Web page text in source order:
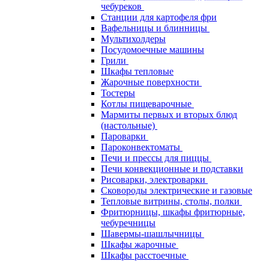
чебуреков
Станции для картофеля фри
Вафельницы и блинницы
Мультихолдеры
Посудомоечные машины
Грили
Шкафы тепловые
Жарочные поверхности
Тостеры
Котлы пищеварочные
Мармиты первых и вторых блюд
(настольные)
Пароварки
Пароконвектоматы
Печи и прессы для пиццы
Печи конвекционные и подставки
Рисоварки, электроварки
Сковороды электрические и газовые
Тепловые витрины, столы, полки
Фритюрницы, шкафы фритюрные,
чебуречницы
Шавермы-шашлычницы
Шкафы жарочные
Шкафы расстоечные